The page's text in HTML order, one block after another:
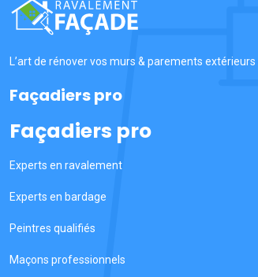
L’art de rénover vos murs & parements
Façadiers pro
Façadiers pro
Experts en ravalement
Experts en bardage
Peintres qualifiés
Maçons professionnels